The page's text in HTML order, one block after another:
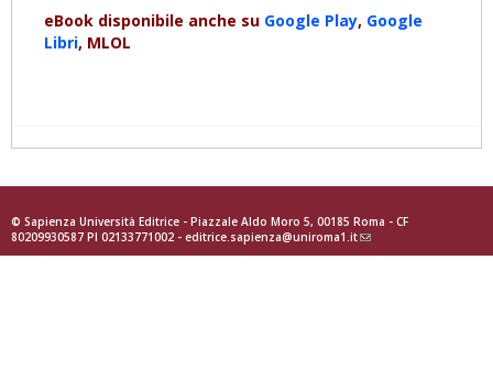
eBook disponibile anche su Google Play, Google
Libri, MLOL
© Sapienza Università Editrice - Piazzale Aldo Moro 5, 00185 Roma - CF
80209930587 PI 02133771002 - editrice.sapienza@uniroma1.it(link
sends